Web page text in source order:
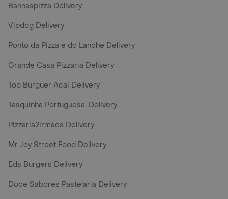
Bannaspizza Delivery
Vipdog Delivery
Ponto da Pizza e do Lanche Delivery
Grande Casa Pizzaria Delivery
Top Burguer Acai Delivery
Tasquinha Portuguesa. Delivery
Pizzaria2irmaos Delivery
Mr Joy Street Food Delivery
Eds Burgers Delivery
Doce Sabores Pastelaria Delivery